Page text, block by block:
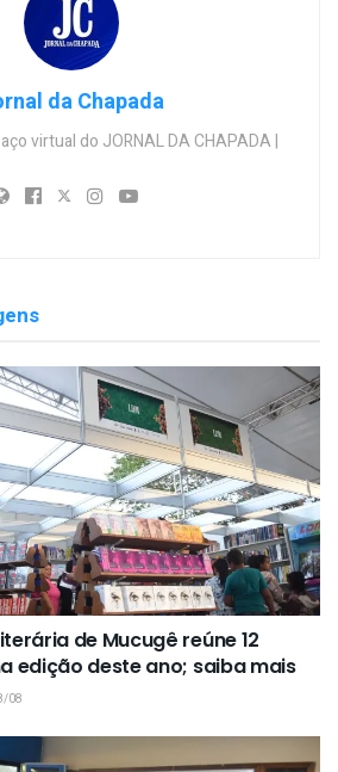
da Chapada
virtual do JORNAL DA CHAPADA |
de Mucugê reúne 12
edição deste ano; saiba mais
08